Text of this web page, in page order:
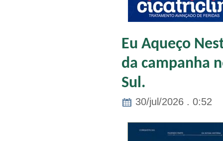
Eu Aqueço
da campanha
Sul.
30/jul/2026 . 0:52